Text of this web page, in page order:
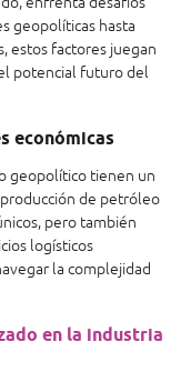
geopolíticas hasta
estos factores juegan
potencial futuro del
económicas
geopolítico tienen un
de petróleo
pero también
logísticos
la complejidad
en la industria